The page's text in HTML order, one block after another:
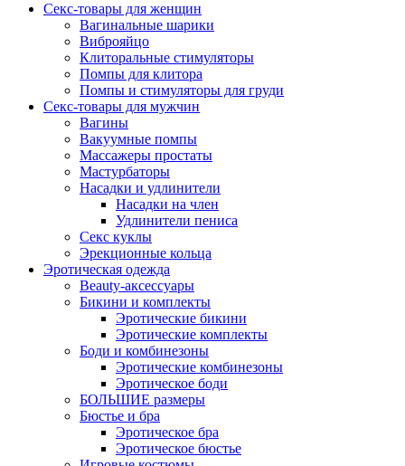
Секс-товары для женщин
Вагинальные шарики
Виброяйцо
Клиторальные стимуляторы
Помпы для клитора
Помпы и стимуляторы для груди
Секс-товары для мужчин
Вагины
Вакуумные помпы
Массажеры простаты
Мастурбаторы
Насадки и удлинители
Насадки на член
Удлинители пениса
Секс куклы
Эрекционные кольца
Эротическая одежда
Beauty-аксессуары
Бикини и комплекты
Эротические бикини
Эротические комплекты
Боди и комбинезоны
Эротические комбинезоны
Эротическое боди
БОЛЬШИЕ размеры
Бюстье и бра
Эротическое бра
Эротическое бюстье